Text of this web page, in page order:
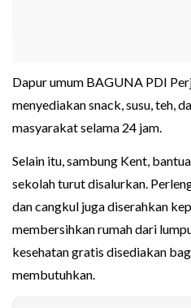
Dapur umum BAGUNA PDI
menyediakan snack, susu, teh,
masyarakat selama 24 jam.
Selain itu, sambung Kent,
sekolah turut disalurkan.
dan cangkul juga diserahkan
membersihkan rumah dari
kesehatan gratis disediakan
membutuhkan.